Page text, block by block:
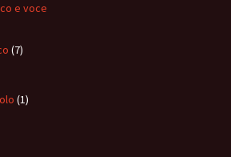
e voce
(7)
(1)